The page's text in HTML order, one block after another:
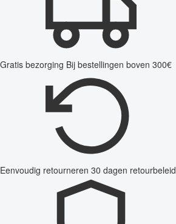
Gratis bezorging Bij bestellingen boven 300€
Eenvoudig retourneren 30 dagen retourbeleid